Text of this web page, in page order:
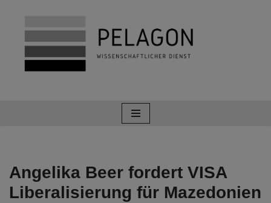
Zum
Inhalt
springen
Angelika Beer fordert VISA
Liberalisierung für Mazedonien